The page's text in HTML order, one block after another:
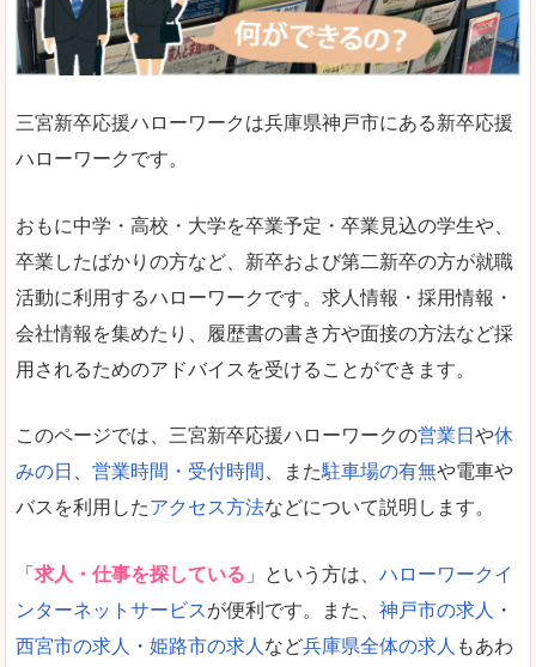
三宮新卒応援ハローワークは兵庫県神戸市にある新卒応援
ハローワークです。
おもに中学・高校・大学を卒業予定・卒業見込の学生や、
卒業したばかりの方など、新卒および第二新卒の方が就職
活動に利用するハローワークです。求人情報・採用情報・
会社情報を集めたり、履歴書の書き方や面接の方法など採
用されるためのアドバイスを受けることができます。
このページでは、三宮新卒応援ハローワークの営業日 や休
みの日 、 営業時間・受付時間 、また駐車場の有無や電車や
バスを利用したアクセス方法などについて説明します。
「 求人・仕事を探している 」という方は、 ハローワークイ
ンターネットサービスが便利です。また、 神戸市の求人
・
西宮市の求人
・ 姫路市の求人 など兵庫県全体の求人 もあわ